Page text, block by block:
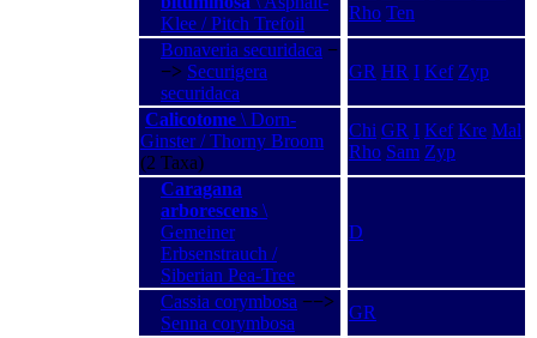
Klee / Pitch Trefoil
Rho Ten
Bonaveria securidaca −
−> Securigera
securidaca
GR HR I Kef Zyp
Calicotome \ Dorn-
Ginster / Thorny Broom
(2 Taxa)
Chi GR I Kef Kre Mal
Rho Sam Zyp
Caragana
arborescens \
Gemeiner
Erbsenstrauch /
Siberian Pea-Tree
D
Cassia corymbosa −−>
Senna corymbosa
GR